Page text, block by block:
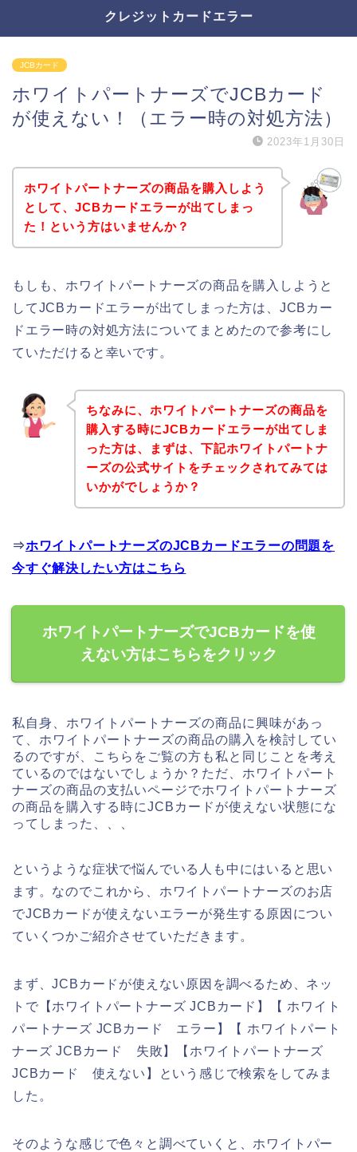
クレジットカードエラー
JCBカード
ホワイトパートナーズでJCBカード
が使えない！（エラー時の対処方法）
2023年1月30日
ホワイトパートナーズの商品を購入しよう
として、JCBカードエラーが出てしまっ
た！という方はいませんか？
もしも、ホワイトパートナーズの商品を購入しようと
してJCBカードエラーが出てしまった方は、JCBカー
ドエラー時の対処方法についてまとめたので参考にし
ていただけると幸いです。
ちなみに、ホワイトパートナーズの商品を
購入する時にJCBカードエラーが出てしま
った方は、まずは、下記ホワイトパートナ
ーズの公式サイトをチェックされてみては
いかがでしょうか？
⇒ホワイトパートナーズのJCBカードエラーの問題を
今すぐ解決したい方はこちら
ホワイトパートナーズでJCBカードを使
えない方はこちらをクリック
私自身、ホワイトパートナーズの商品に興味があっ
て、ホワイトパートナーズの商品の購入を検討してい
るのですが、こちらをご覧の方も私と同じことを考え
ているのではないでしょうか？ただ、ホワイトパート
ナーズの商品の支払いページでホワイトパートナーズ
の商品を購入する時にJCBカードが使えない状態にな
ってしまった、、、
というような症状で悩んでいる人も中にはいると思い
ます。なのでこれから、ホワイトパートナーズのお店
でJCBカードが使えないエラーが発生する原因につい
ていくつかご紹介させていただきます。
まず、JCBカードが使えない原因を調べるため、ネッ
トで【ホワイトパートナーズ JCBカード】【 ホワイト
パートナーズ JCBカード エラー】【 ホワイトパート
ナーズ JCBカード 失敗】【ホワイトパートナーズ
JCBカード 使えない】という感じで検索をしてみま
した。
そのような感じで色々と調べていくと、ホワイトパー